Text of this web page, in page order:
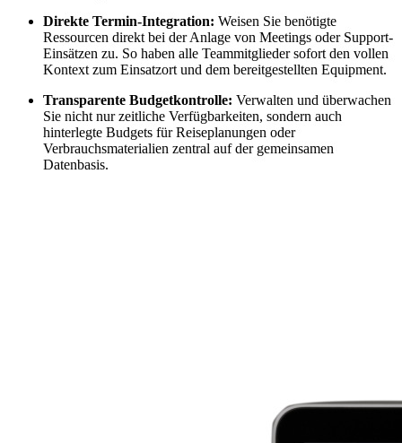
Direkte Termin-Integration: Weisen Sie benötigte
Ressourcen direkt bei der Anlage von Meetings oder Support-
Einsätzen zu. So haben alle Teammitglieder sofort den vollen
Kontext zum Einsatzort und dem bereitgestellten Equipment.
Transparente Budgetkontrolle: Verwalten und überwachen
Sie nicht nur zeitliche Verfügbarkeiten, sondern auch
hinterlegte Budgets für Reiseplanungen oder
Verbrauchsmaterialien zentral auf der gemeinsamen
Datenbasis.